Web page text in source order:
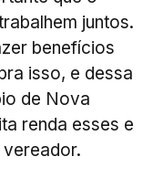
juntos.
benefícios
isso, e dessa
de Nova
renda esses e